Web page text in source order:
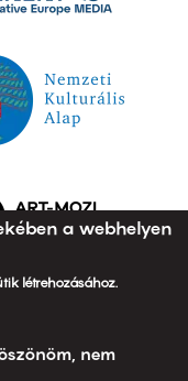
a webhelyen
létrehozásához.
nem